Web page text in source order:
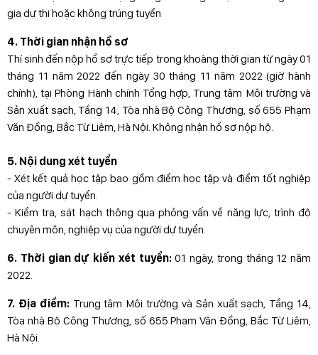
gia dự thi hoặc không trúng tuyển
4. Thời gian nhận hồ sơ
Thí sinh đến nộp hồ sơ trực tiếp trong khoàng thời gian từ ngày 01
tháng 11 năm 2022 đến ngày 30 tháng 11 năm 2022 (giờ hành
chính), tại Phòng Hành chính Tổng hợp, Trung tâm Môi trường và
Sản xuất sạch, Tầng 14, Tòa nhà Bộ Công Thương, số 655 Phạm
Văn Đồng, Bắc Từ Liêm, Hà Nội. Không nhận hồ sơ nộp hộ.
5. Nội dung xét tuyển
- Xét kết quả học tập bao gồm điểm học tập và điểm tốt nghiệp
của người dự tuyển.
- Kiểm tra, sát hạch thông qua phỏng vấn về năng lực, trình độ
chuyên môn, nghiệp vụ của người dự tuyển.
6. Thời gian dự kiến xét tuyển:01 ngày, trong tháng 12 năm
2022.
7. Địa điểm:Trung tâm Môi trường và Sản xuất sạch, Tầng 14,
Tòa nhà Bộ Công Thương, số 655 Phạm Văn Đồng, Bắc Từ Liêm,
Hà Nội.